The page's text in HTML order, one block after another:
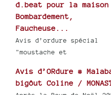
d.beat pour la maison
Bombardement,
Faucheuse...
Avis d’ordure spécial
"moustache et
Avis d’ORdure #
bigôut Coline /